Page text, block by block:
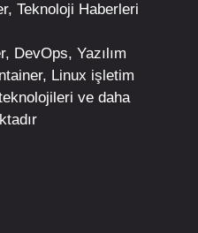
Teknoloji Haberleri
DevOps, Yazılım
, Linux işletim
ve daha